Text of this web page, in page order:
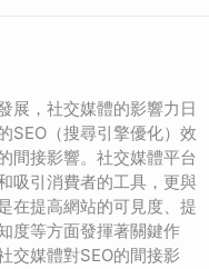
展，社交媒體的影響力日
SEO（搜尋引擎優化）效
間接影響。社交媒體平台
吸引消費者的工具，更與
在提高網站的可見度、提
度等方面發揮著關鍵作
交媒體對SEO的間接影